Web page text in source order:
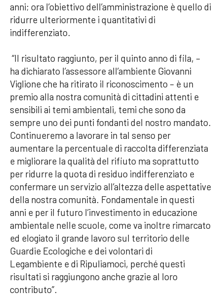
anni; ora l’obiettivo dell’amministrazione è quello di
ridurre ulteriormente i quantitativi di
indifferenziato.
“Il risultato raggiunto, per il quinto anno di fila, –
ha dichiarato l’assessore all’ambiente Giovanni
Viglione che ha ritirato il riconoscimento – è un
premio alla nostra comunità di cittadini attenti e
sensibili ai temi ambientali, temi che sono da
sempre uno dei punti fondanti del nostro mandato.
Continueremo a lavorare in tal senso per
aumentare la percentuale di raccolta differenziata
e migliorare la qualità del rifiuto ma soprattutto
per ridurre la quota di residuo indifferenziato e
confermare un servizio all’altezza delle aspettative
della nostra comunità. Fondamentale in questi
anni e per il futuro l’investimento in educazione
ambientale nelle scuole, come va inoltre rimarcato
ed elogiato il grande lavoro sul territorio delle
Guardie Ecologiche e dei volontari di
Legambiente e di Ripuliamoci, perché questi
risultati si raggiungono anche grazie al loro
contributo”.